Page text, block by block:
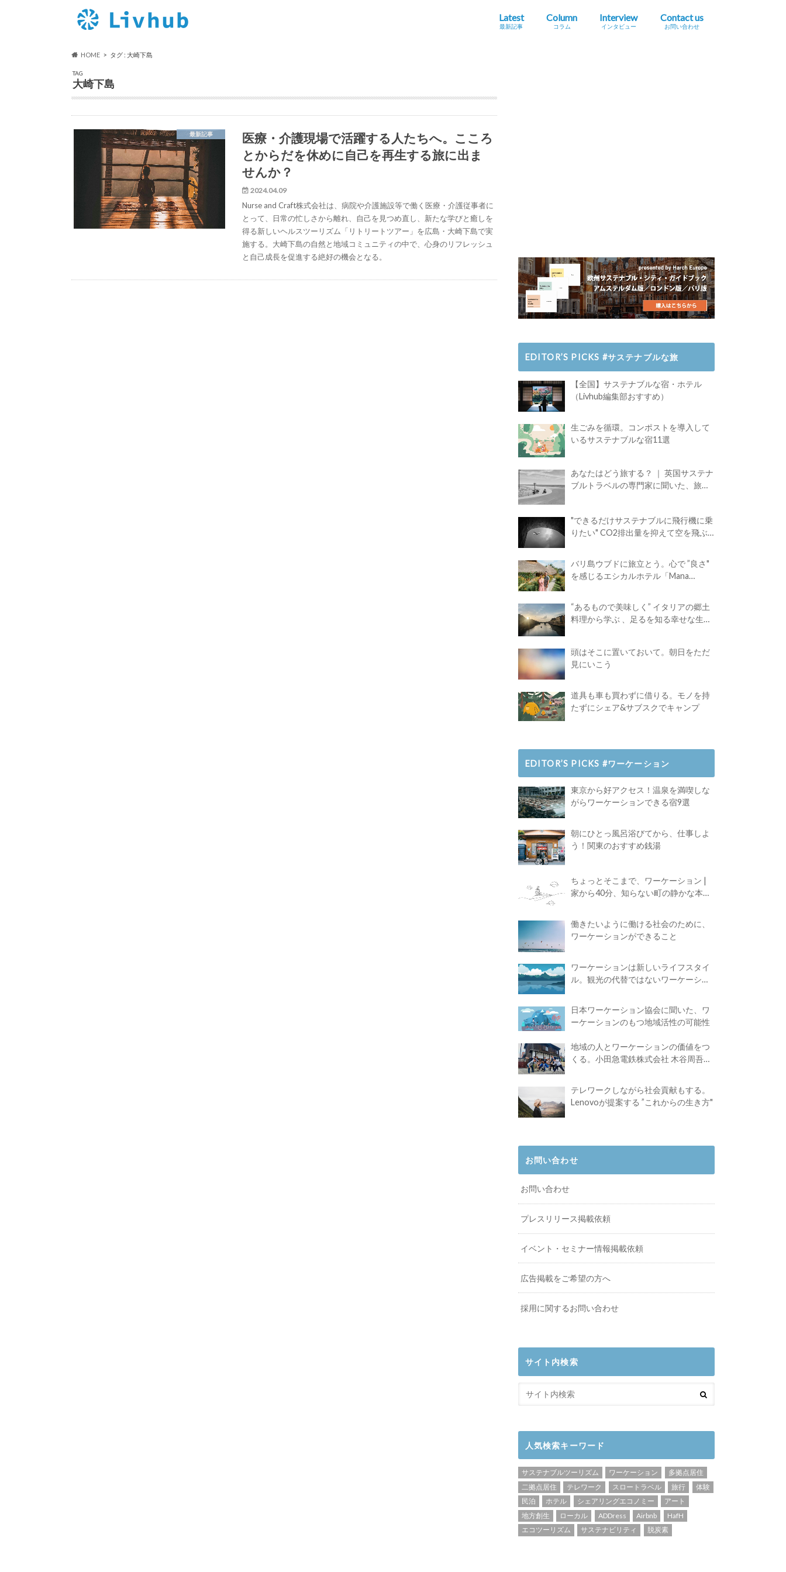
Latest
最新記事
Column
コラム
Interview
インタビュー
Contact us
お問い合わせ
HOME タグ : 大崎下島
TAG
大崎下島
最新記事
医療・介護現場で活躍する人たちへ。こころ
とからだを休めに自己を再生する旅に出ま
せんか？
2024.04.09
Nurse and Craft株式会社は、病院や介護施設等で働く医療・介護従事者に
とって、日常の忙しさから離れ、自己を見つめ直し、新たな学びと癒しを
得る新しいヘルスツーリズム「リトリートツアー」を広島・大崎下島で実
施する。大崎下島の自然と地域コミュニティの中で、心身のリフレッシュ
と自己成長を促進する絶好の機会となる。
EDITOR’S PICKS #サステナブルな旅
【全国】サステナブルな宿・ホテル
（Livhub編集部おすすめ）
生ごみを循環。コンポストを導入して
いるサステナブルな宿11選
あなたはどう旅する？ ｜ 英国サステナ
ブルトラベルの専門家に聞いた、旅の
"できるだけサステナブルに飛行機に乗
りたい" CO2排出量を抑えて空を飛ぶ
バリ島ウブドに旅立とう。心で ”良さ"
を感じるエシカルホテル「Mana
“あるもので美味しく” イタリアの郷土
料理から学ぶ 、足るを知る幸せな生き
頭はそこに置いておいて。朝日をただ
見にいこう
道具も車も買わずに借りる。モノを持
たずにシェア&サブスクでキャンプ
EDITOR’S PICKS #ワーケーション
東京から好アクセス！温泉を満喫しな
がらワーケーションできる宿9選
朝にひとっ風呂浴びてから、仕事しよ
う！関東のおすすめ銭湯
ちょっとそこまで、ワーケーション |
家から40分、知らない町の静かな本屋
働きたいように働ける社会のために、
ワーケーションができること
ワーケーションは新しいライフスタイ
ル。観光の代替ではないワーケーショ
日本ワーケーション協会に聞いた、ワ
ーケーションのもつ地域活性の可能性
地域の人とワーケーションの価値をつ
くる。小田急電鉄株式会社 木谷周吾さ
テレワークしながら社会貢献もする。
Lenovoが提案する ”これからの生き方"
お問い合わせ
お問い合わせ
プレスリリース掲載依頼
イベント・セミナー情報掲載依頼
広告掲載をご希望の方へ
採用に関するお問い合わせ
サイト内検索
人気検索キーワード
サステナブルツーリズム ワーケーション
多拠点居住
二拠点居住
テレワーク スロートラベル 旅行
体験
民泊
ホテル シェアリングエコノミー
アート
地方創生
ローカル ADDress Airbnb
HafH
エコツーリズム
サステナビリティ 脱炭素